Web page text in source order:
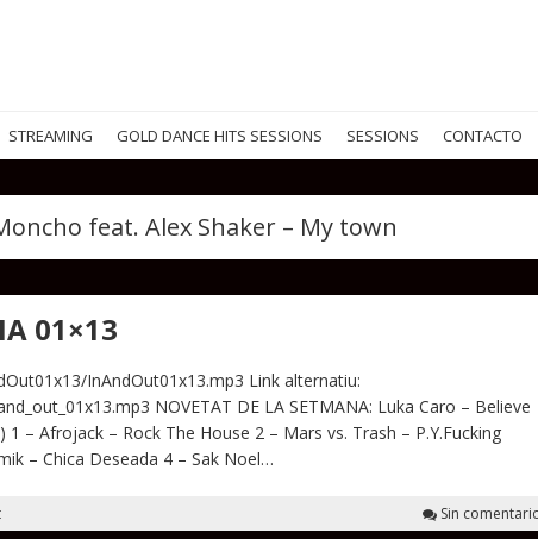
STREAMING GOLD DANCE HITS SESSIONS SESSIONS CONTACTO
feat. Alex Shaker – My town
01×13
InAndOut01x13.mp3 Link alternatiu:
NOVETAT DE LA SETMANA: Luka Caro – Believe
1 – Afrojack – Rock The House 2 – Mars vs. Trash – P.Y.Fucking
– Chica Deseada 4 – Sak Noel…
Sin